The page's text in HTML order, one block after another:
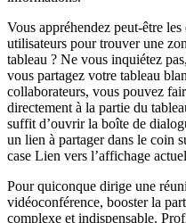
Vous appréhendez peut-être
utilisateurs pour trouver une
tableau ? Ne vous inquiétez
vous partagez votre tableau
collaborateurs, vous pouvez
directement à la partie du
suffit d’ouvrir la boîte de
un lien à partager dans le coin
case Lien vers l’affichage
Pour quiconque dirige une
vidéoconférence, booster la
complexe et indispensable.